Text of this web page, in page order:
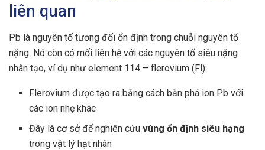
liên quan
Pb là nguyên tố tương đối ổn định trong chuỗi nguyên tố
nặng. Nó còn có mối liên hệ với các nguyên tố siêu nặng
nhân tạo, ví dụ như element 114 – flerovium (Fl):
Flerovium được tạo ra bằng cách bắn phá ion Pb với
các ion nhẹ khác
Đây là cơ sở để nghiên cứuvùng ổn định siêu hạng
trong vật lý hạt nhân